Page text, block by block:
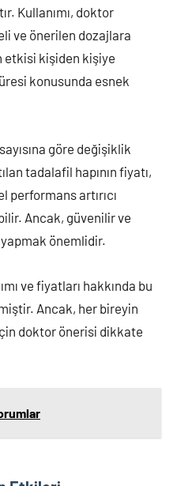
Kullanımı, doktor
ve önerilen dozajlara
etkisi kişiden kişiye
konusunda esnek
göre değişiklik
tadalafil hapının fiyatı,
performans artırıcı
Ancak, güvenilir ve
yapmak önemlidir.
ve fiyatları hakkında bu
Ancak, her bireyin
doktor önerisi dikkate